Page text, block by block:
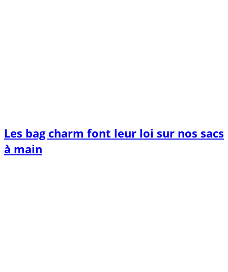
Les bag charm font leur loi sur nos sacs
à main